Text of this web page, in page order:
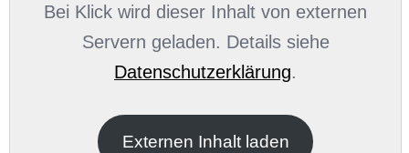
Bei Klick wird dieser Inhalt von externen
Servern geladen. Details siehe
Datenschutzerklärung.
Externen Inhalt laden